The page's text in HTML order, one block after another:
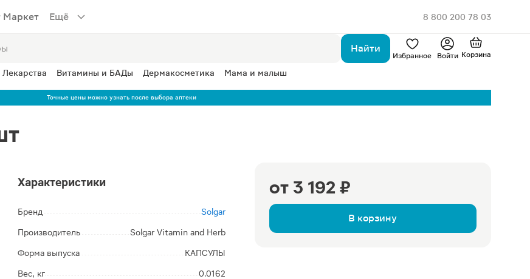
Маркет Ещё 8 800 200 78 03
Найти
Избранное Войти Корзина
Лекарства Витамины и БАДы Дермакосметика Мама и малыш
Точные цены можно узнать после выбора аптеки
от 3 192 ₽
В корзину
Характеристики
Бренд Solgar
Производитель Solgar Vitamin and Herb
Форма выпуска КАПСУЛЫ
Вес, кг 0.0162